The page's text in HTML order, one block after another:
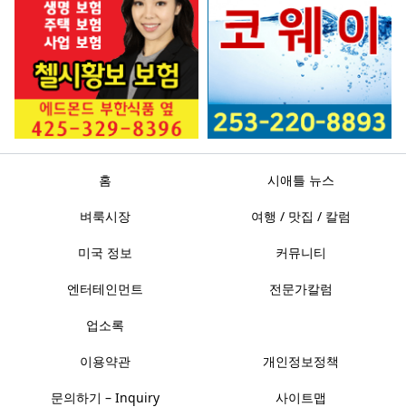
홈 시애틀 뉴스
벼룩시장 여행 / 맛집 / 칼럼
미국 정보 커뮤니티
엔터테인먼트 전문가칼럼
업소록
이용약관 개인정보정책
문의하기 – Inquiry 사이트맵